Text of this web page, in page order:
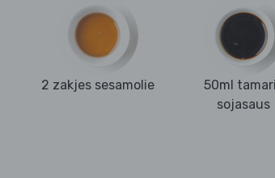
2 zakjes sesamolie
50ml
sojasaus